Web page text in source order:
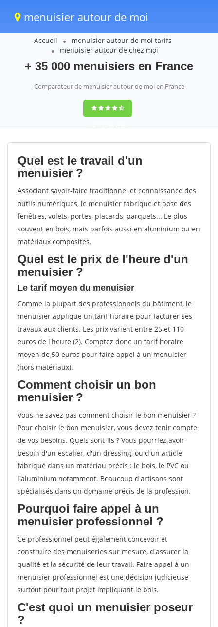
menuisier autour de moi
Accueil
menuisier autour de moi tarifs
menuisier autour de chez moi
+ 35 000 menuisiers en France
Comparateur de menuisier autour de moi en France
9,2(100%)1652
votes
Quel est le travail d'un
menuisier ?
Associant savoir-faire traditionnel et connaissance des
outils numériques, le menuisier fabrique et pose des
fenêtres, volets, portes, placards, parquets... Le plus
souvent en bois, mais parfois aussi en aluminium ou en
matériaux composites.
Quel est le prix de l'heure d'un
menuisier ?
Le tarif moyen du menuisier
Comme la plupart des professionnels du bâtiment, le
menuisier applique un tarif horaire pour facturer ses
travaux aux clients. Les prix varient entre 25 et 110
euros de l'heure (2). Comptez donc un tarif horaire
moyen de 50 euros pour faire appel à un menuisier
(hors matériaux).
Comment choisir un bon
menuisier ?
Vous ne savez pas comment choisir le bon menuisier ?
Pour choisir le bon menuisier, vous devez tenir compte
de vos besoins. Quels sont-ils ? Vous pourriez avoir
besoin d'un escalier, d'un dressing, ou d'un article
fabriqué dans un matériau précis : le bois, le PVC ou
l'aluminium notamment. Beaucoup d'artisans sont
spécialisés dans un domaine précis de la profession.
Pourquoi faire appel à un
menuisier professionnel ?
Ce professionnel peut également concevoir et
construire des menuiseries sur mesure, d'assurer la
qualité et la sécurité de leur travail. Faire appel à un
menuisier professionnel est une décision judicieuse
surtout pour tout projet impliquant le bois.
C'est quoi un menuisier poseur
?